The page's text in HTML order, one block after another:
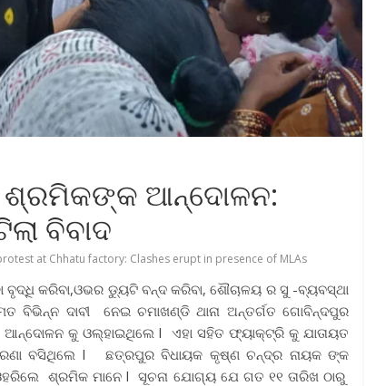
ଶ୍ରମିକଙ୍କ ଆନ୍ଦୋଳନ:
ବିବାଦ
at Chhatu factory: Clashes erupt in presence of MLAs
କରିବା,ଓଭର ଡ୍ୟୁଟି ବନ୍ଦ କରିବା, ଶୌଚାଳୟ ର ସୁ -ବ୍ୟବସ୍ଥା
ବିଭିନ୍ନ ଦାବୀ ନେଇ ଚମାଖଣ୍ଡି ଥାନା ଅନ୍ତର୍ଗତ ଗୋବିନ୍ଦପୁର
କୁ ଓଲ୍ହାଇଥିଲେ l ଏହା ସହିତ ଫ୍ୟାକ୍ଟ୍ରି କୁ ଯାତାୟତ
ବସିଥିଲେ l ଛତ୍ରପୁର ବିଧାୟକ କୃଷ୍ଣ ଚନ୍ଦ୍ର ନାୟକ ଙ୍କ
ଶ୍ରମିକ ମାନେ l ସୂଚନା ଯୋଗ୍ୟ ଯେ ଗତ ୧୧ ତାରିଖ ଠାରୁ